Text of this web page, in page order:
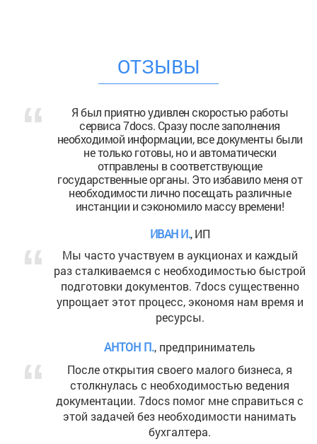
ОТЗЫВЫ
скоростью работы
после заполнения
все документы были
и автоматически
Это избавило меня от
посещать различные
массу времени!
аукционах и каждый
быстрой
7docs существенно
экономя нам время и
малого бизнеса, я
ведения
мне справиться с
нанимать
Изменение
всегда было головной
7docs, весь процесс
Отличный
ДМИТРИЙ С. ,
Я решила
официально работать
сделал этот процесс
ЕЛЕНА С.,
Наша компания
организационно-
7docs стал
НИКОЛАЙ М.,